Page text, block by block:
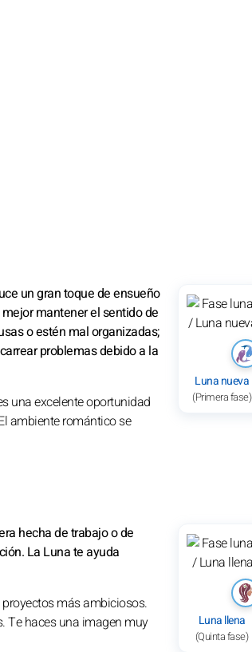
Luna nueva
(Primera fase)
un gran toque de ensueño
mantener el sentido de
o estén mal organizadas;
problemas debido a la
una excelente oportunidad
ambiente romántico se
Luna llena
(Quinta fase)
hecha de trabajo o de
La Luna te ayuda
más ambiciosos.
Te haces una imagen muy